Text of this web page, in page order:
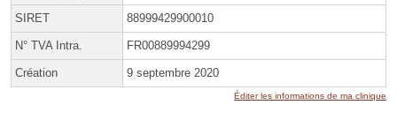
SIRET 88999429900010
N° TVA Intra. FR00889994299
Création 9 septembre 2020
Éditer les informations de ma clinique